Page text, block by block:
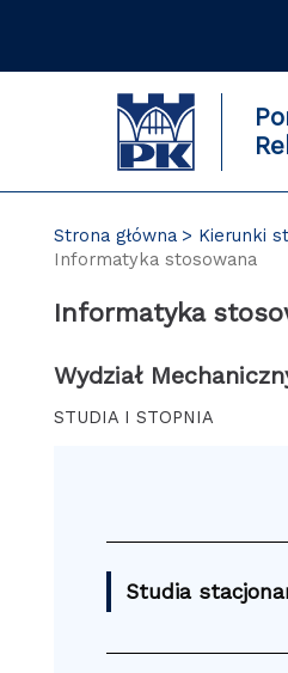
Strona główna
Kierunki
Informatyka stosowana
Informatyka
Wydział
STUDIA I STOPNIA
Studia